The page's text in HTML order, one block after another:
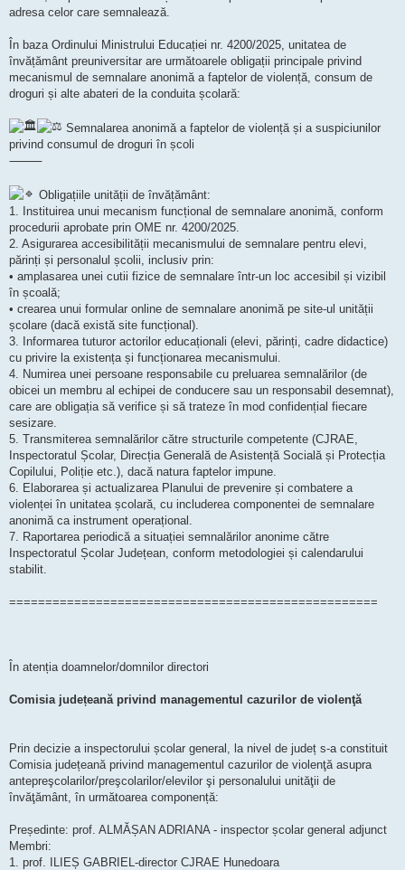
adresa celor care semnalează.
În baza Ordinului Ministrului Educației nr. 4200/2025, unitatea de
învățământ preuniversitar are următoarele obligații principale privind
mecanismul de semnalare anonimă a faptelor de violență, consum de
droguri și alte abateri de la conduita școlară:
Semnalarea anonimă a faptelor de violență și a suspiciunilor
privind consumul de droguri în școli
⸻
Obligațiile unității de învățământ:
1. Instituirea unui mecanism funcțional de semnalare anonimă, conform
procedurii aprobate prin OME nr. 4200/2025.
2. Asigurarea accesibilității mecanismului de semnalare pentru elevi,
părinți și personalul școlii, inclusiv prin:
• amplasarea unei cutii fizice de semnalare într-un loc accesibil și vizibil
în școală;
• crearea unui formular online de semnalare anonimă pe site-ul unității
școlare (dacă există site funcțional).
3. Informarea tuturor actorilor educaționali (elevi, părinți, cadre didactice)
cu privire la existența și funcționarea mecanismului.
4. Numirea unei persoane responsabile cu preluarea semnalărilor (de
obicei un membru al echipei de conducere sau un responsabil desemnat),
care are obligația să verifice și să trateze în mod confidențial fiecare
sesizare.
5. Transmiterea semnalărilor către structurile competente (CJRAE,
Inspectoratul Școlar, Direcția Generală de Asistență Socială și Protecția
Copilului, Poliție etc.), dacă natura faptelor impune.
6. Elaborarea și actualizarea Planului de prevenire și combatere a
violenței în unitatea școlară, cu includerea componentei de semnalare
anonimă ca instrument operațional.
7. Raportarea periodică a situației semnalărilor anonime către
Inspectoratul Școlar Județean, conform metodologiei și calendarului
stabilit.
===================================================
În atenția doamnelor/domnilor directori
Comisia județeană privind managementul cazurilor de violenţă
Prin decizie a inspectorului școlar general, la nivel de județ s-a constituit
Comisia județeană privind managementul cazurilor de violenţă asupra
antepreşcolarilor/preşcolarilor/elevilor şi personalului unităţii de
învăţământ, în următoarea componență:
Președinte: prof. ALMĂȘAN ADRIANA - inspector școlar general adjunct
Membri:
1. prof. ILIEȘ GABRIEL-director CJRAE Hunedoara